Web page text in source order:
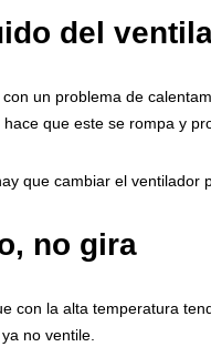
del
un problema de
que este se rompa y
que cambiar el ventilador
no gira
con la alta temperatura
no ventile.